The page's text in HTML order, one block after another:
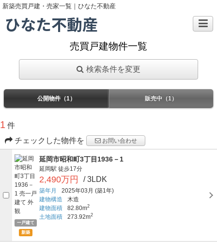
新築売買戸建・売家一覧｜ひなた不動産
ひなた不動産
売買戸建物件一覧
検索条件を変更
公開物件（1） 販売中（1）
1 件
チェックした物件を
お問い合わせ
一戸建て
新築
延岡市昭和町3丁目1936－1
延岡駅 徒歩17分
2,490万円 / 3LDK
築年月 2025年03月 (築1年)
建物構造
木造
建物面積
82.80m2
土地面積 273.92m2